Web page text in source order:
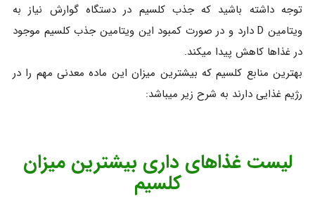
توجه داشته باشید که جذب کلسیم در دستگاه گوارش نیاز به
ویتامین D دارد و در صورت کمبود این ویتامین جذب کلسیم موجود
در غذاها کاهش پیدا میکند.
بهترین منابع کلسیم که بیشترین میزان این ماده معدنی مهم را در
رژیم غذایی دارند به شرح زیر میباشد:
لیست غذاهای داری بیشترین میزان
کلسیم